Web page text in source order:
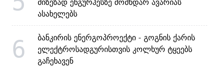
ასახელებს
6
ბანკირის ენერგოპროექტი - გოგნის ქარის
ელექტროსადგურისთვის კოლხურ ტყეებს
გაჩეხავენ